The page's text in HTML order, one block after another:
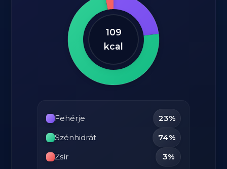
109
kcal
Fehérje
23%
Szénhidrát
74%
Zsír
3%